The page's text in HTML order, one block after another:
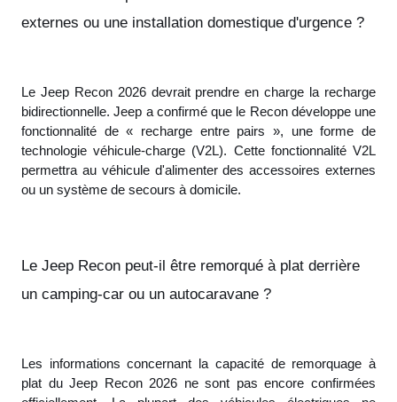
externes ou une installation domestique d'urgence ?
Le Jeep Recon 2026 devrait prendre en charge la recharge
bidirectionnelle. Jeep a confirmé que le Recon développe une
fonctionnalité de « recharge entre pairs », une forme de
technologie véhicule-charge (V2L). Cette fonctionnalité V2L
permettra au véhicule d'alimenter des accessoires externes
ou un système de secours à domicile.
Le Jeep Recon peut-il être remorqué à plat derrière
un camping-car ou un autocaravane ?
Les informations concernant la capacité de remorquage à
plat du Jeep Recon 2026 ne sont pas encore confirmées